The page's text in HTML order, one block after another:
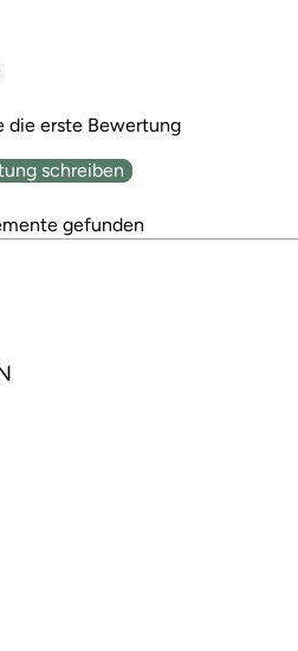
die erste Bewertung
schreiben
gefunden